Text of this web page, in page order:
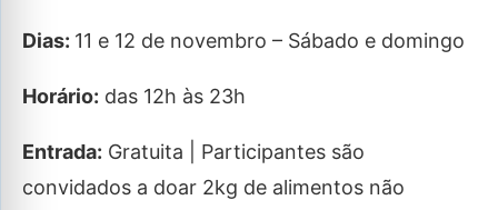
Dias: 11 e 12 de novembro – Sábado e domingo
Horário: das 12h às 23h
Entrada: Gratuita | Participantes são
convidados a doar 2kg de alimentos não